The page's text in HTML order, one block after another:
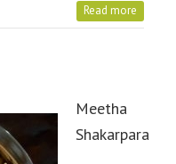
Read more
Meetha
Shakarpara